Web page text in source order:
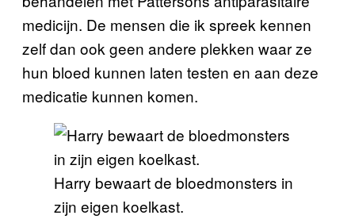
medicijn. De mensen die ik spreek kennen
zelf dan ook geen andere plekken waar ze
hun bloed kunnen laten testen en aan deze
medicatie kunnen komen.
Harry bewaart de bloedmonsters in
zijn eigen koelkast.